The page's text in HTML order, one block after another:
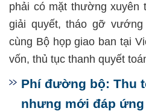
phải có mặt thường xuyên
giải quyết, tháo gỡ
cùng Bộ họp giao ban tại
vốn, thủ tục thanh quyết
Phí đường bộ: Thu
nhưng mới đáp ứng